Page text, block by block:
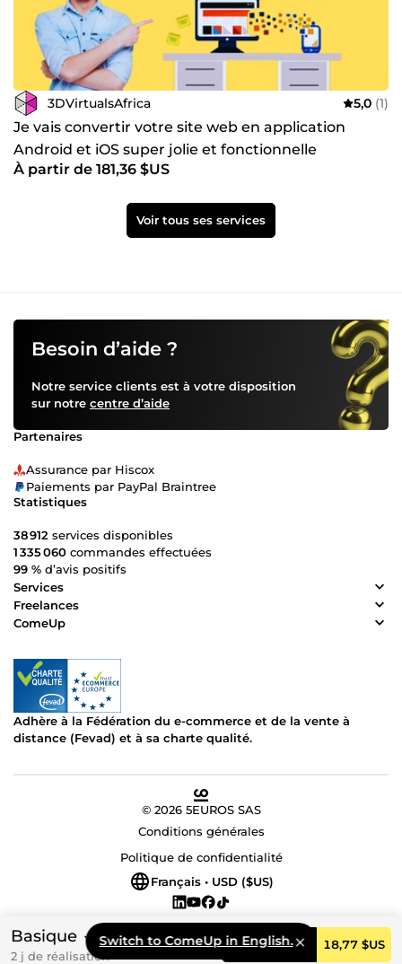
Basique
2 j de réalisation
Commander 18,77 $US
3DVirtualsAfrica 5,0 (1)
Je vais convertir votre site web en application
Android et iOS super jolie et fonctionnelle
À partir de 181,36 $US
Voir tous ses services
Switch to ComeUp in English.
Besoin d’aide ?
Notre service clients est à votre disposition
sur notre centre d’aide
Partenaires
Assurance par Hiscox
Paiements par PayPal Braintree
Statistiques
38 912 services disponibles
1 335 060 commandes effectuées
99 % d’avis positifs
Services
Freelances
ComeUp
Adhère à la Fédération du e-commerce et de la vente à
distance (Fevad) et à sa charte qualité.
© 2026 5EUROS SAS
Conditions générales
Politique de confidentialité
Français • USD ($US)